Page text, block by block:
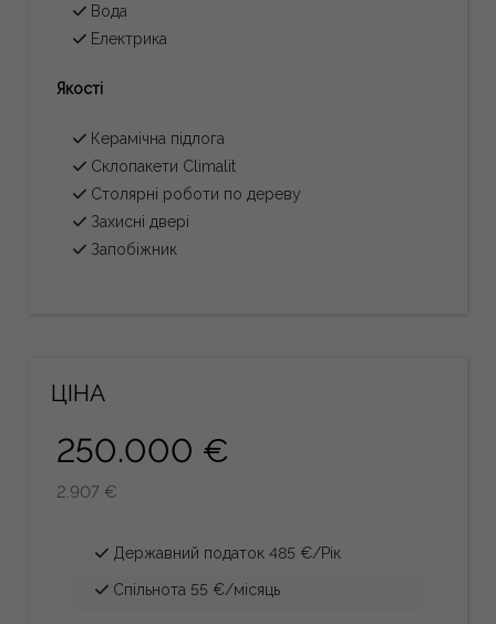
Вода
Електрика
Якості
Керамічна підлога
Склопакети Climalit
Столярні роботи по дереву
Захисні двері
Запобіжник
ЦІНА
250.000 €
2.907 €
Державний податок 485 €/Рік
Спільнота 55 €/місяць